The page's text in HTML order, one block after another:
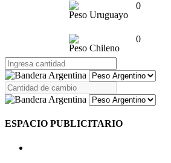
Peso Uruguayo
0
Peso Chileno
0
ESPACIO PUBLICITARIO